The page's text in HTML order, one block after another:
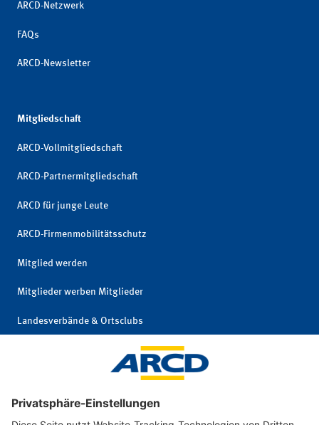
ARCD-Netzwerk
FAQs
ARCD-Newsletter
Mitgliedschaft
ARCD-Vollmitgliedschaft
ARCD-Partnermitgliedschaft
ARCD für junge Leute
ARCD-Firmenmobilitätsschutz
Mitglied werden
Mitglieder werben Mitglieder
Landesverbände & Ortsclubs